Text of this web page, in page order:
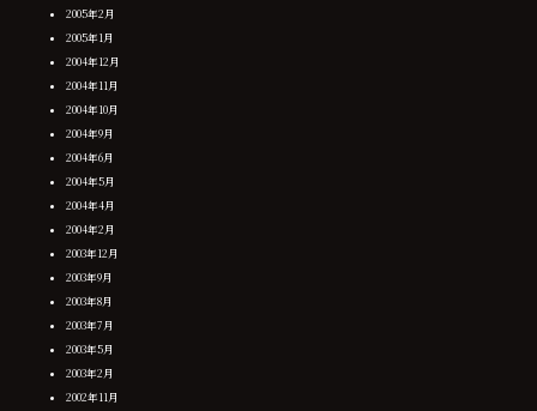
2005年2月
2005年1月
2004年12月
2004年11月
2004年10月
2004年9月
2004年6月
2004年5月
2004年4月
2004年2月
2003年12月
2003年9月
2003年8月
2003年7月
2003年5月
2003年2月
2002年11月